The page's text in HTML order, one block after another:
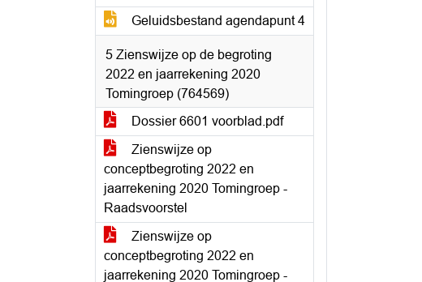
Geluidsbestand agendapunt 4
5 Zienswijze op de begroting
2022 en jaarrekening 2020
Tomingroep (764569)
Dossier 6601 voorblad.pdf
Zienswijze op
conceptbegroting 2022 en
jaarrekening 2020 Tomingroep -
Raadsvoorstel
Zienswijze op
conceptbegroting 2022 en
jaarrekening 2020 Tomingroep -